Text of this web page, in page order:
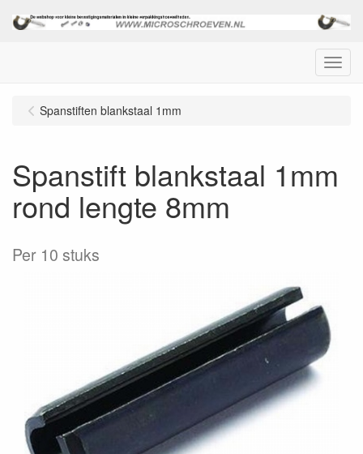
Menu
Spanstiften blankstaal 1mm
Spanstift blankstaal 1mm
rond lengte 8mm
Per 10 stuks